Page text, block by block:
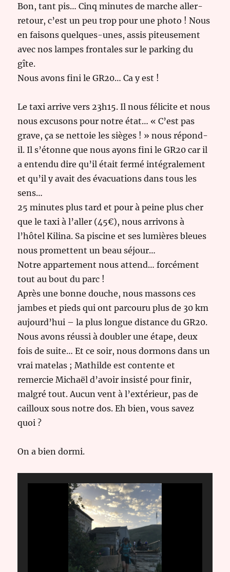
Bon, tant pis… Cinq minutes de marche aller-
retour, c’est un peu trop pour une photo ! Nous
en faisons quelques-unes, assis piteusement
avec nos lampes frontales sur le parking du
gîte.
Nous avons fini le GR20… Ca y est !
Le taxi arrive vers 23h15. Il nous félicite et nous
nous excusons pour notre état… « C’est pas
grave, ça se nettoie les sièges ! » nous répond-
il. Il s’étonne que nous ayons fini le GR20 car il
a entendu dire qu’il était fermé intégralement
et qu’il y avait des évacuations dans tous les
sens…
25 minutes plus tard et pour à peine plus cher
que le taxi à l’aller (45€), nous arrivons à
l’hôtel Kilina. Sa piscine et ses lumières bleues
nous promettent un beau séjour…
Notre appartement nous attend… forcément
tout au bout du parc !
Après une bonne douche, nous massons ces
jambes et pieds qui ont parcouru plus de 30 km
aujourd’hui – la plus longue distance du GR20.
Nous avons réussi à doubler une étape, deux
fois de suite… Et ce soir, nous dormons dans un
vrai matelas ; Mathilde est contente et
remercie Michaël d’avoir insisté pour finir,
malgré tout. Aucun vent à l’extérieur, pas de
cailloux sous notre dos. Eh bien, vous savez
quoi ?
On a bien dormi.